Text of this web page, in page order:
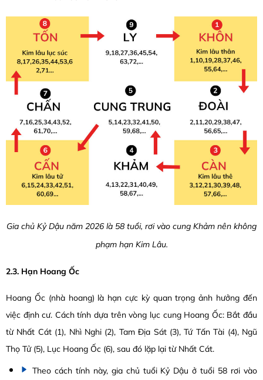
Gia chủ Kỷ Dậu năm 2026 là 58 tuổi, rơi vào cung Khảm nên không
phạm hạn Kim Lâu.
2.3. Hạn Hoang Ốc
Hoang Ốc (nhà hoang) là hạn cực kỳ quan trọng ảnh hưởng đến
việc định cư. Cách tính dựa trên vòng lục cung Hoang Ốc: Bắt đầu
từ Nhất Cát (1), Nhì Nghi (2), Tam Địa Sát (3), Tứ Tấn Tài (4), Ngũ
Thọ Tử (5), Lục Hoang Ốc (6), sau đó lặp lại từ Nhất Cát.
Theo cách tính này, gia chủ tuổi Kỷ Dậu ở tuổi 58 rơi vào